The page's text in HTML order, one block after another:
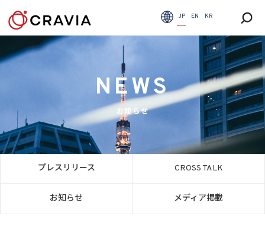
JP EN KR
NEWS
お知らせ
プレスリリース CROSS TALK
お知らせ メディア掲載